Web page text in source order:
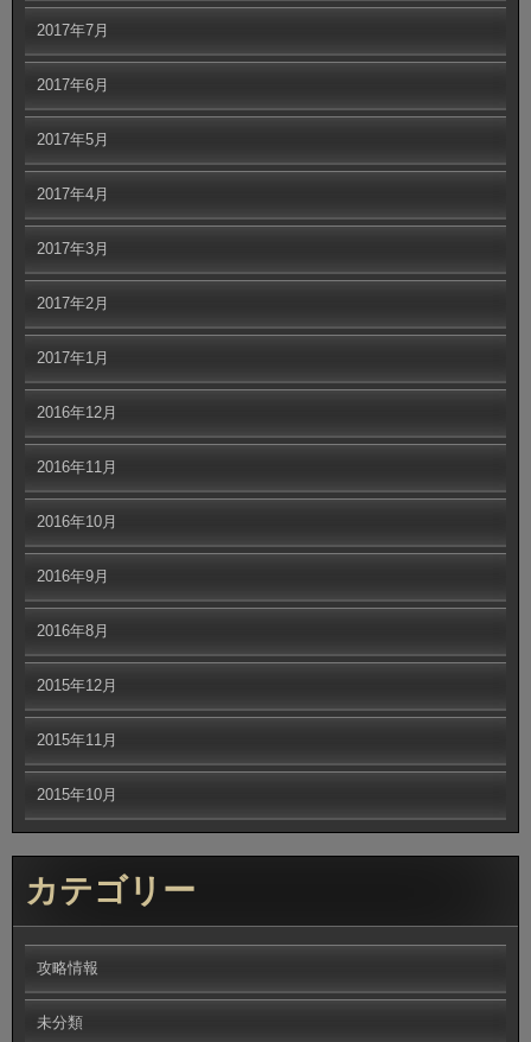
2017年7月
2017年6月
2017年5月
2017年4月
2017年3月
2017年2月
2017年1月
2016年12月
2016年11月
2016年10月
2016年9月
2016年8月
2015年12月
2015年11月
2015年10月
カテゴリー
攻略情報
未分類